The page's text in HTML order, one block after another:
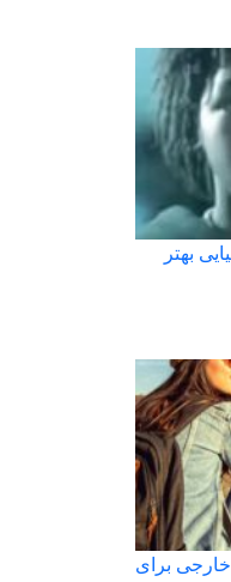
بهتر
خارجی برای